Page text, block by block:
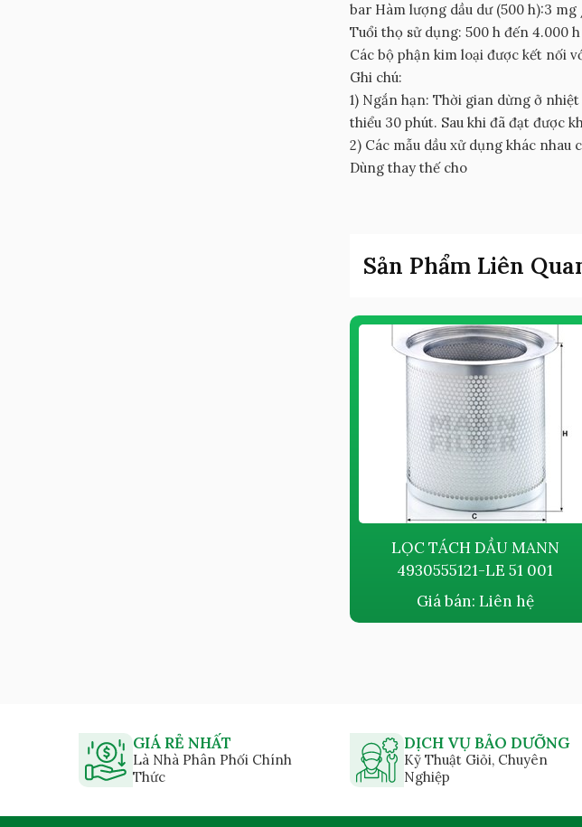
bar Hàm lượng dầu dư (500 h):3
Tuổi thọ sử dụng: 500 h đến 4.000
Các bộ phận kim loại được kết nối
Ghi chú:
1) Ngắn hạn: Thời gian dừng ở
thiểu 30 phút. Sau khi đã đạt được
2) Các mẫu dầu xử dụng khác nhau
Dùng thay thế cho
Sản Phẩm Liên
LỌC TÁCH DẦU MANN
4930555121-LE 51 001
Giá bán: Liên hệ
GIÁ RẺ NHẤT
Là Nhà Phân Phối Chính
Thức
DỊCH VỤ BẢO DƯỠNG
Kỹ Thuật Giỏi, Chuyên
Nghiệp